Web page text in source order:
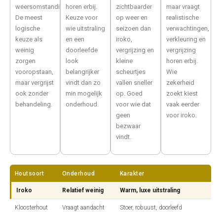
weersomstandigheden.
De meest
logische
keuze als
weinig
zorgen
vooropstaan,
maar vergrijst
ook zonder
behandeling.
horen erbij.
Keuze voor
wie uitstraling
en een
doorleefde
look
belangrijker
vindt dan zo
min mogelijk
onderhoud.
zichtbaarder
op weer en
seizoen dan
iroko,
vergrijzing en
kleine
scheurtjes
vallen sneller
op. Goed
voor wie dat
geen
bezwaar
vindt.
maar vraagt
realistische
verwachtingen,
verkleuring en
vergrijzing
horen erbij.
Wie
zekerheid
zoekt kiest
vaak eerder
voor iroko.
Houtsoort Onderhoud Karakter
Iroko Relatief weinig Warm, luxe uitstraling
Kloosterhout Vraagt aandacht Stoer, robuust, doorleefd